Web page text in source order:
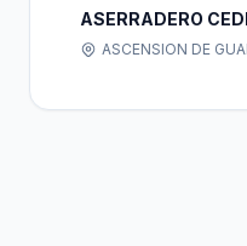
ASERRADERO
ASCENSION DE